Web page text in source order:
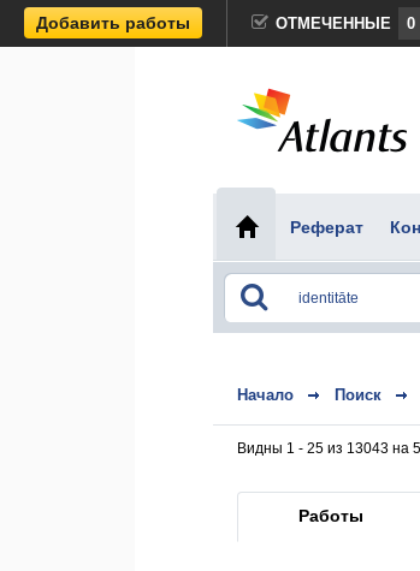
Добавить работы ОТМЕЧЕННЫЕ 0
Реферат
Начало Поиск
Видны 1 - 25 из 13043 на
Работы